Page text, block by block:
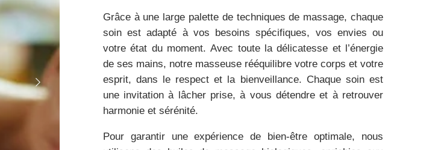
Grâce à une large palette de techniques de massage, chaque
soin est adapté à vos besoins spécifiques, vos envies ou
votre état du moment. Avec toute la délicatesse et l’énergie
de ses mains, notre masseuse rééquilibre votre corps et votre
esprit, dans le respect et la bienveillance. Chaque soin est
une invitation à lâcher prise, à vous détendre et à retrouver
harmonie et sérénité.
Pour garantir une expérience de bien-être optimale, nous